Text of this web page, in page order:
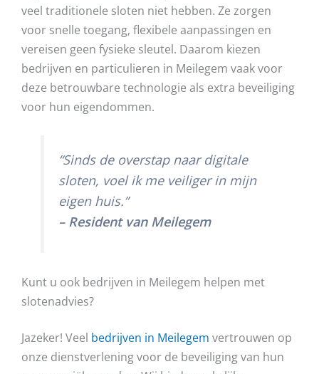
veel traditionele sloten niet hebben. Ze zorgen
voor snelle toegang, flexibele aanpassingen en
vereisen geen fysieke sleutel. Daarom kiezen
bedrijven en particulieren in Meilegem vaak voor
deze betrouwbare technologie als extra beveiliging
voor hun eigendommen.
“Sinds de overstap naar digitale
sloten, voel ik me veiliger in mijn
eigen huis.”
– Resident van Meilegem
Kunt u ook bedrijven in Meilegem helpen met
slotenadvies?
Jazeker! Veel bedrijven in Meilegem vertrouwen op
onze dienstverlening voor de beveiliging van hun